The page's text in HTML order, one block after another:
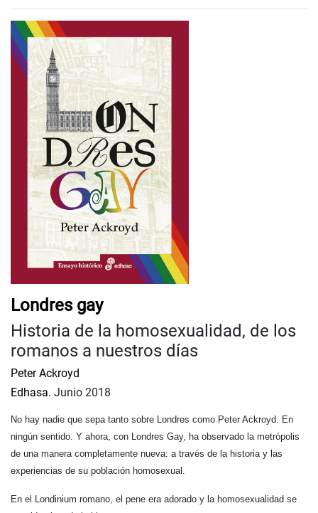
Londres gay
Historia de la homosexualidad, de los
romanos a nuestros días
Peter Ackroyd
Edhasa. Junio 2018
No hay nadie que sepa tanto sobre Londres como Peter Ackroyd. En
ningún sentido. Y ahora, con Londres Gay, ha observado la metrópolis
de una manera completamente nueva: a través de la historia y las
experiencias de su población homosexual.
En el Londinium romano, el pene era adorado y la homosexualidad se